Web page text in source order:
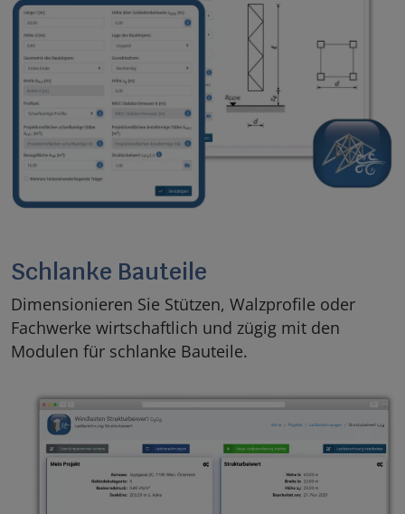
Schlanke Bauteile
Dimensionieren Sie Stützen, Walzprofile oder
Fachwerke wirtschaftlich und zügig mit den
Modulen für schlanke Bauteile.